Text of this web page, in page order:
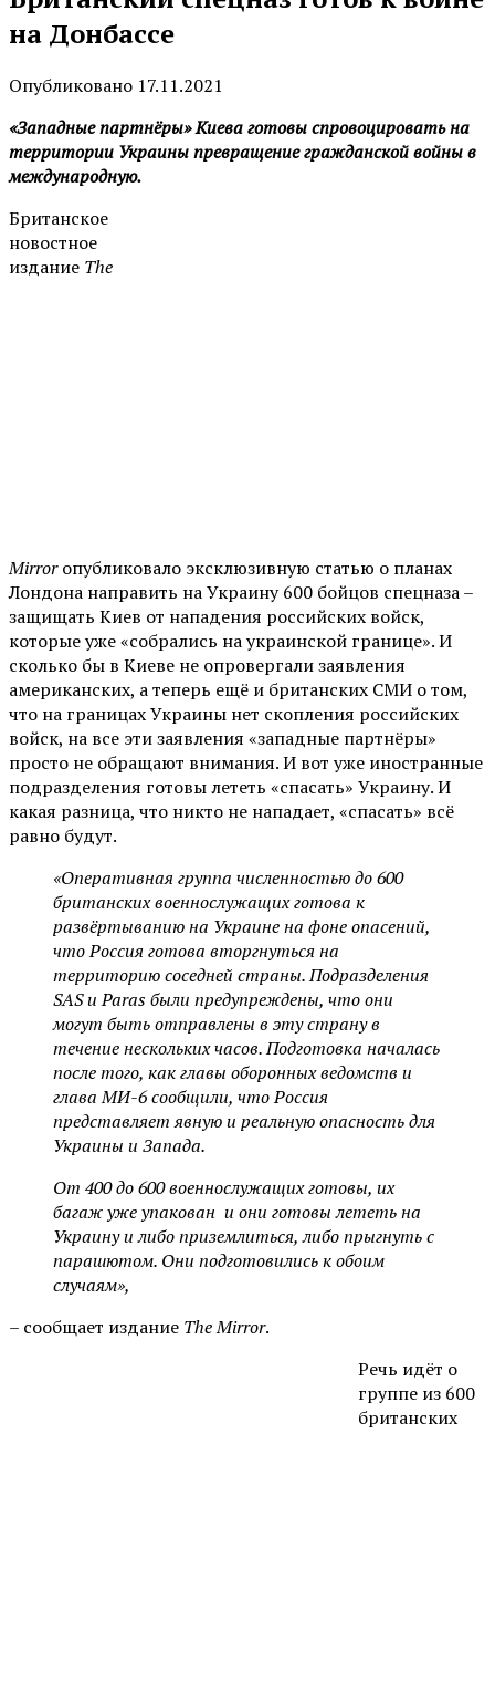
на Донбассе
Опубликовано 17.11.2021
«Западные партнёры» Киева готовы спровоцировать на
территории Украины превращение гражданской войны в
международную.
Британское
новостное
издание The
Mirrorопубликовало эксклюзивную статью о планах
Лондона направить на Украину 600 бойцов спецназа –
защищать Киев от нападения российских войск,
которые уже «собрались на украинской границе». И
сколько бы в Киеве не опровергали заявления
американских, а теперь ещё и британских СМИ о том,
что на границах Украины нет скопления российских
войск, на все эти заявления «западные партнёры»
просто не обращают внимания. И вот уже иностранные
подразделения готовы лететь «спасать» Украину. И
какая разница, что никто не нападает, «спасать» всё
равно будут.
«Оперативная группа численностью до 600
британских военнослужащих готова к
развёртыванию на Украине на фоне опасений,
что Россия готова вторгнуться на
территорию соседней страны. Подразделения
SAS и Paras были предупреждены, что они
могут быть отправлены в эту страну в
течение нескольких часов. Подготовка началась
после того, как главы оборонных ведомств и
глава МИ-6 сообщили, что Россия
представляет явную и реальную опасность для
Украины и Запада.
От 400 до 600 военнослужащих готовы, их
багаж уже упакован и они готовы лететь на
Украину и либо приземлиться, либо прыгнуть с
парашютом. Они подготовились к обоим
случаям»,
– сообщает издание The Mirror.
Речь идёт о
группе из 600
британских